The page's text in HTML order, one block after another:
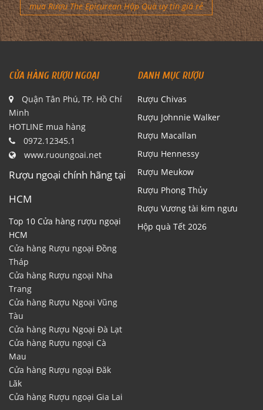
mua Rượu The Epicurean Hộp Quà uy tín giá rẻ
CỬA HÀNG RƯỢU NGOẠI
Quận Tân Phú, TP. Hồ Chí
Minh
HOTLINE mua hàng
0972.12345.1
www.ruoungoai.net
Rượu ngoại chính hãng tại
HCM
Top 10 Cửa hàng rượu ngoại
HCM
Cửa hàng Rượu ngoại Đồng
Tháp
Cửa hàng Rượu ngoại Nha
Trang
Cửa hàng Rượu Ngoại Vũng
Tàu
Cửa hàng Rượu Ngoại Đà Lạt
Cửa hàng Rượu ngoại Cà
Mau
Cửa hàng Rượu ngoại Đăk
Lăk
Cửa hàng Rượu ngoại Gia Lai
DANH MỤC RƯỢU
Rượu Chivas
Rượu Johnnie Walker
Rượu Macallan
Rượu Hennessy
Rượu Meukow
Rượu Phong Thủy
Rượu Vương tài kim ngưu
Hộp quà Tết 2026